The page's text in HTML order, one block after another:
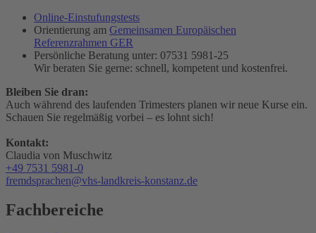
Online-Einstufungstests
Orientierung am Gemeinsamen Europäischen
Referenzrahmen GER
Persönliche Beratung unter: 07531 5981-25
Wir beraten Sie gerne: schnell, kompetent und kostenfrei.
Bleiben Sie dran:
Auch während des laufenden Trimesters planen wir neue Kurse ein.
Schauen Sie regelmäßig vorbei – es lohnt sich!
Kontakt:
Claudia von Muschwitz
+49 7531 5981-0
fremdsprachen@vhs-landkreis-konstanz.de
Fachbereiche